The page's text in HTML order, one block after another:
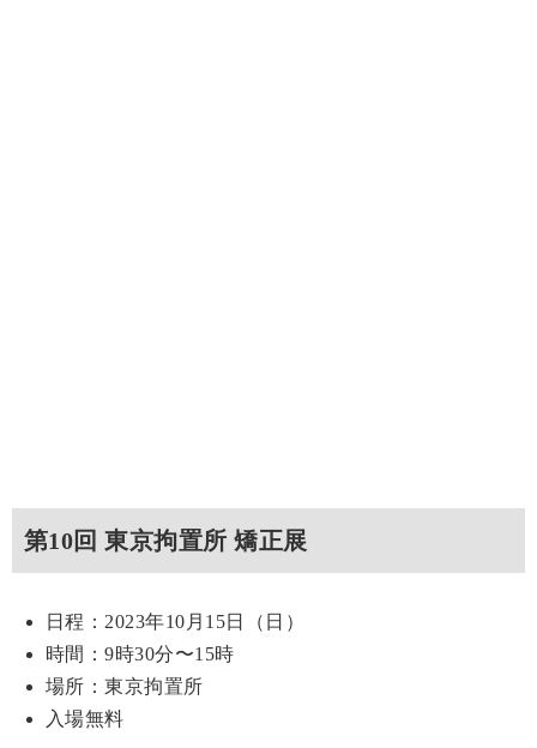
第10回 東京拘置所 矯正展
日程：2023年10月15日（日）
時間：9時30分〜15時
場所：東京拘置所
入場無料